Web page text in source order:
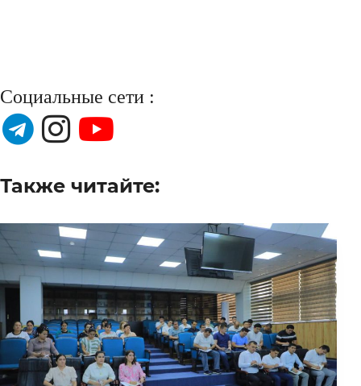
Социальные сети :
Также читайте: